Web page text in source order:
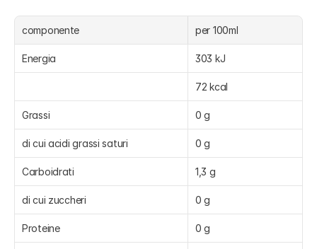
componente per 100ml
Energia 303 kJ
72 kcal
Grassi 0 g
di cui acidi grassi saturi 0 g
Carboidrati 1,3 g
di cui zuccheri 0 g
Proteine 0 g